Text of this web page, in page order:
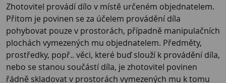
Zhotovitel provádí dílo v místě určeném objednatelem.
Přitom je povinen se za účelem provádění díla
pohybovat pouze v prostorách, případně manipulačních
plochách vymezených mu objednatelem. Předměty,
prostředky, popř.. věci, které buď slouží k provádění díla,
nebo se stanou součástí díla, je zhotovitel povinen
řádně skladovat v prostorách vymezených mu k tomu